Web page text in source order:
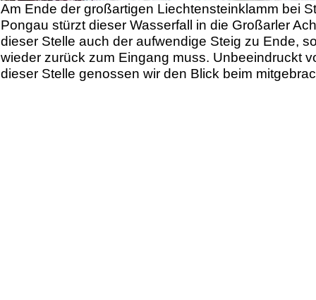
Am Ende der großartigen Liechtensteinklamm bei
Pongau stürzt dieser Wasserfall in die Großarler
dieser Stelle auch der aufwendige Steig zu Ende,
wieder zurück zum Eingang muss. Unbeeindruckt
dieser Stelle genossen wir den Blick beim